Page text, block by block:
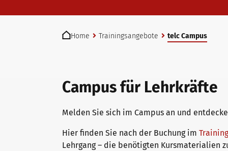
telc Prüfungen in Bad Homburg
Prüfungszentrum finden
Einstufungstest
Deutsch für den Beruf
Deutsch für die Hochschule
Verlagsprogramm: Support & FAQ
Qualifizierungen: Prüfen und Bewerten
Inhouse-Veranstaltungen
ZQ BSK
Home
Trainingsangebote telc Campus
Campus für Lehrkräfte
Melden Sie sich im Campus an und
Hier finden Sie nach der Buchung im
Lehrgang – die benötigten Kursmaterialien